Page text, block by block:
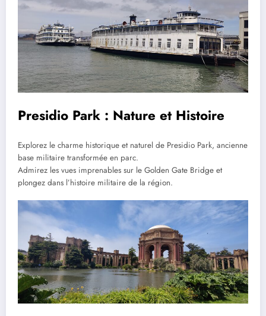
Presidio Park : Nature et Histoire
Explorez le charme historique et naturel de Presidio Park, ancienne
base militaire transformée en parc.
Admirez les vues imprenables sur le Golden Gate Bridge et
plongez dans l’histoire militaire de la région.